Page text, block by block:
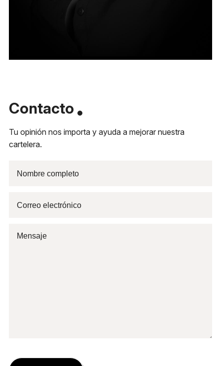
Contacto
Tu opinión nos importa y ayuda a mejorar nuestra
cartelera.